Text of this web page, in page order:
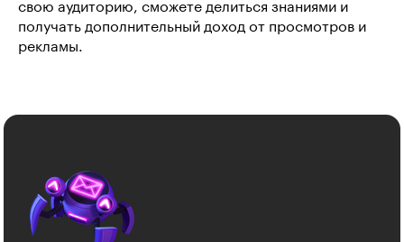
свою аудиторию, сможете делиться знаниями и
получать дополнительный доход от просмотров и
рекламы.